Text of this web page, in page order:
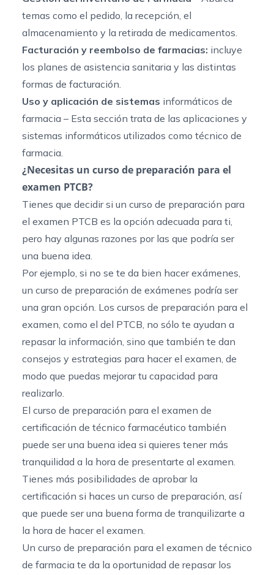
temas como el pedido, la recepción, el
almacenamiento y la retirada de medicamentos.
Facturación y reembolso de farmacias: incluye
los planes de asistencia sanitaria y las distintas
formas de facturación.
Uso y aplicación de sistemas informáticos de
farmacia – Esta sección trata de las aplicaciones y
sistemas informáticos utilizados como técnico de
farmacia.
¿Necesitas un curso de preparación para el
examen PTCB?
Tienes que decidir si un curso de preparación para
el examen PTCB es la opción adecuada para ti,
pero hay algunas razones por las que podría ser
una buena idea.
Por ejemplo, si no se te da bien hacer exámenes,
un curso de preparación de exámenes podría ser
una gran opción. Los cursos de preparación para el
examen, como el del PTCB, no sólo te ayudan a
repasar la información, sino que también te dan
consejos y estrategias para hacer el examen, de
modo que puedas mejorar tu capacidad para
realizarlo.
El curso de preparación para el examen de
certificación de técnico farmacéutico también
puede ser una buena idea si quieres tener más
tranquilidad a la hora de presentarte al examen.
Tienes más posibilidades de aprobar la
certificación si haces un curso de preparación, así
que puede ser una buena forma de tranquilizarte a
la hora de hacer el examen.
Un curso de preparación para el examen de técnico
de farmacia te da la oportunidad de repasar los